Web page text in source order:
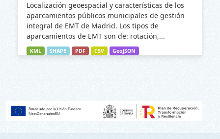
Localización geoespacial y características de los
aparcamientos públicos municipales de gestión
integral de EMT de Madrid. Los tipos de
aparcamientos de EMT son de: rotación,...
KML SHAPE PDF CSV GeoJSON